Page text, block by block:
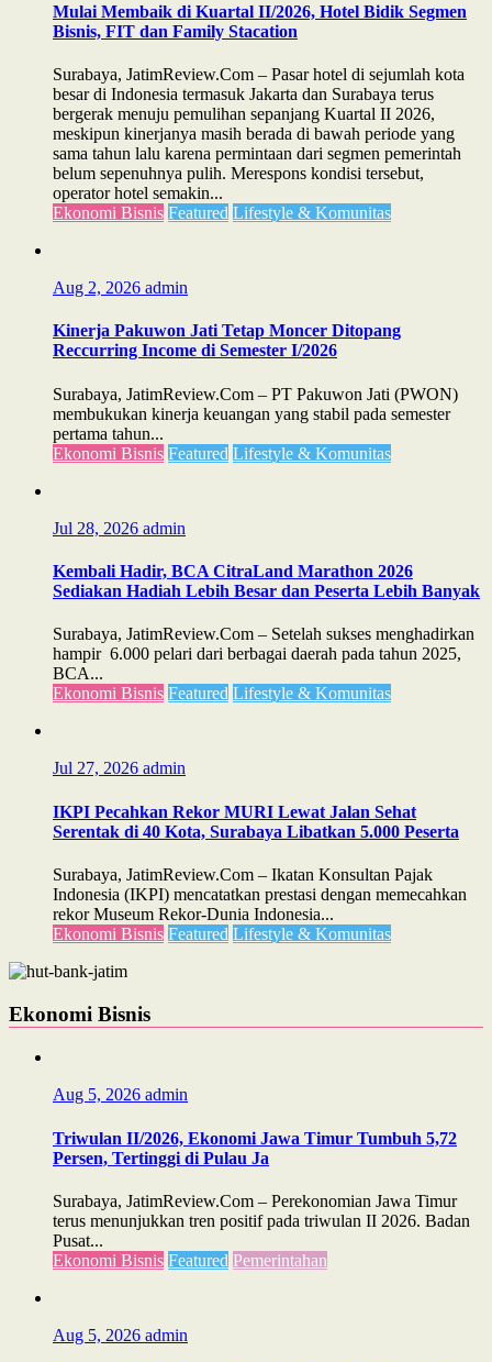
Mulai Membaik di Kuartal II/2026, Hotel Bidik Segmen
Bisnis, FIT dan Family Stacation
Surabaya, JatimReview.Com – Pasar hotel di sejumlah kota
besar di Indonesia termasuk Jakarta dan Surabaya terus
bergerak menuju pemulihan sepanjang Kuartal II 2026,
meskipun kinerjanya masih berada di bawah periode yang
sama tahun lalu karena permintaan dari segmen pemerintah
belum sepenuhnya pulih. Merespons kondisi tersebut,
operator hotel semakin...
Ekonomi Bisnis Featured Lifestyle & Komunitas
Aug 2, 2026 admin
Kinerja Pakuwon Jati Tetap Moncer Ditopang
Reccurring Income di Semester I/2026
Surabaya, JatimReview.Com – PT Pakuwon Jati (PWON)
membukukan kinerja keuangan yang stabil pada semester
pertama tahun...
Ekonomi Bisnis Featured Lifestyle & Komunitas
Jul 28, 2026 admin
Kembali Hadir, BCA CitraLand Marathon 2026
Sediakan Hadiah Lebih Besar dan Peserta Lebih Banyak
Surabaya, JatimReview.Com – Setelah sukses menghadirkan
hampir 6.000 pelari dari berbagai daerah pada tahun 2025,
BCA...
Ekonomi Bisnis Featured Lifestyle & Komunitas
Jul 27, 2026 admin
IKPI Pecahkan Rekor MURI Lewat Jalan Sehat
Serentak di 40 Kota, Surabaya Libatkan 5.000 Peserta
Surabaya, JatimReview.Com – Ikatan Konsultan Pajak
Indonesia (IKPI) mencatatkan prestasi dengan memecahkan
rekor Museum Rekor-Dunia Indonesia...
Ekonomi Bisnis Featured Lifestyle & Komunitas
Ekonomi Bisnis
Aug 5, 2026 admin
Triwulan II/2026, Ekonomi Jawa Timur Tumbuh 5,72
Persen, Tertinggi di Pulau Ja
Surabaya, JatimReview.Com – Perekonomian Jawa Timur
terus menunjukkan tren positif pada triwulan II 2026. Badan
Pusat...
Ekonomi Bisnis Featured Pemerintahan
Aug 5, 2026 admin